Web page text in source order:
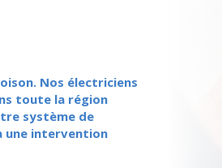
Nos électriciens
toute la région
système de
une intervention